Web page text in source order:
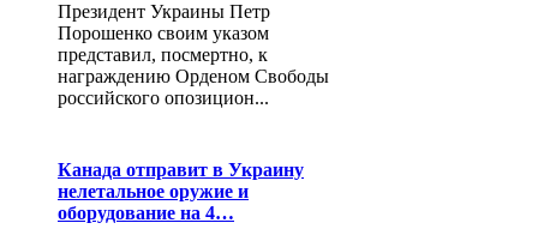
Президент Украины Петр
Порошенко своим указом
представил, посмертно, к
награждению Орденом Свободы
российского опозицион...
Канада отправит в Украину
нелетальное оружие и
оборудование на 4…